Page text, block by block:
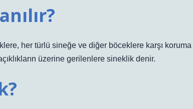
her türlü sineğe ve diğer böceklere karşı koruma
üzerine gerilenlere sineklik denir.